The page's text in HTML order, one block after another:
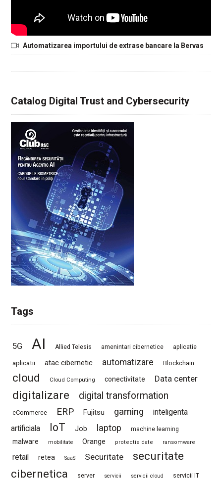
Automatizarea importului de extrase bancare la Bervas
Catalog Digital Trust and Cybersecurity
Tags
5G AI Allied Telesis amenintari cibernetice aplicatie
aplicatii atac cibernetic automatizare Blockchain
cloud Cloud Computing conectivitate Data center
digitalizare digital transformation
eCommerce ERP Fujitsu gaming
inteligenta
artificiala
IoT Job laptop machine learning
malware mobilitate Orange protectie date ransomware
retail retea SaaS Securitate
securitate
cibernetica
server servicii servicii cloud servicii IT